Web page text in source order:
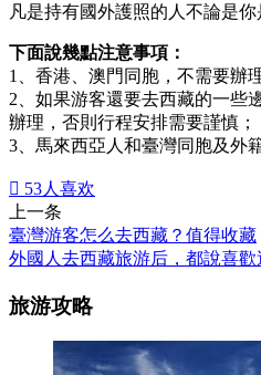
凡是持有國外護照的人不論是
下面說幾點注意事項：
1、香港、澳門同胞，不需要辦
2、如果游客還要去西藏的一些
辦理，否則行程安排需要謹慎；
3、馬來西亞人和臺灣同胞及外
 53人喜欢
上一条
臺灣游客怎么去西藏？值得收藏
外國人去西藏旅游后，都說喜歡
旅游攻略